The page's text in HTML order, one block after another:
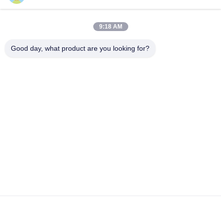
0086-153-7406-6785
9:18 AM
Good day, what product are you looking for?